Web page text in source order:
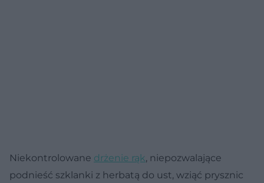
Niekontrolowane drżenie rąk, niepozwalające
podnieść szklanki z herbatą do ust, wziąć prysznic